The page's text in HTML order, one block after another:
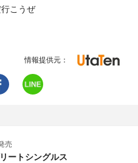
こうぜ
情報提供元：
売
ートシングルス